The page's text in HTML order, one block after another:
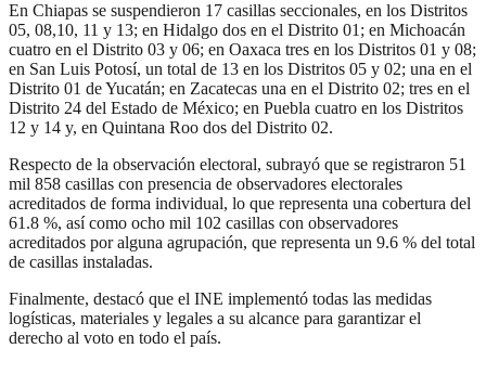
En Chiapas se suspendieron 17 casillas seccionales, en los Distritos
05, 08,10, 11 y 13; en Hidalgo dos en el Distrito 01; en Michoacán
cuatro en el Distrito 03 y 06; en Oaxaca tres en los Distritos 01 y 08;
en San Luis Potosí, un total de 13 en los Distritos 05 y 02; una en el
Distrito 01 de Yucatán; en Zacatecas una en el Distrito 02; tres en el
Distrito 24 del Estado de México; en Puebla cuatro en los Distritos
12 y 14 y, en Quintana Roo dos del Distrito 02.
Respecto de la observación electoral, subrayó que se registraron 51
mil 858 casillas con presencia de observadores electorales
acreditados de forma individual, lo que representa una cobertura del
61.8 %, así como ocho mil 102 casillas con observadores
acreditados por alguna agrupación, que representa un 9.6 % del total
de casillas instaladas.
Finalmente, destacó que el INE implementó todas las medidas
logísticas, materiales y legales a su alcance para garantizar el
derecho al voto en todo el país.